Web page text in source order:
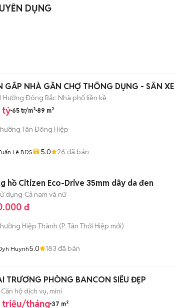
DỤNG
GẤP NHÀ GẦN CHỢ THÔNG DỤNG - SÂN XE
Hướng Đông Bắc Nhà phố liền kề
tỷ 65 tr/m² 89 m²
Tân Đông Hiệp
Lê BĐS 5.0 26 đã bán
hồ Citizen Eco-Drive 35mm dây da đen
dụng Cả nam và nữ
đ
Hiệp Thành (P. Tân Thới Hiệp mới)
Huynh5.0 183 đã bán
TRƯƠNG PHÒNG BANCON SIÊU ĐẸP
Căn hộ dịch vụ, mini
triệu/tháng 37 m²